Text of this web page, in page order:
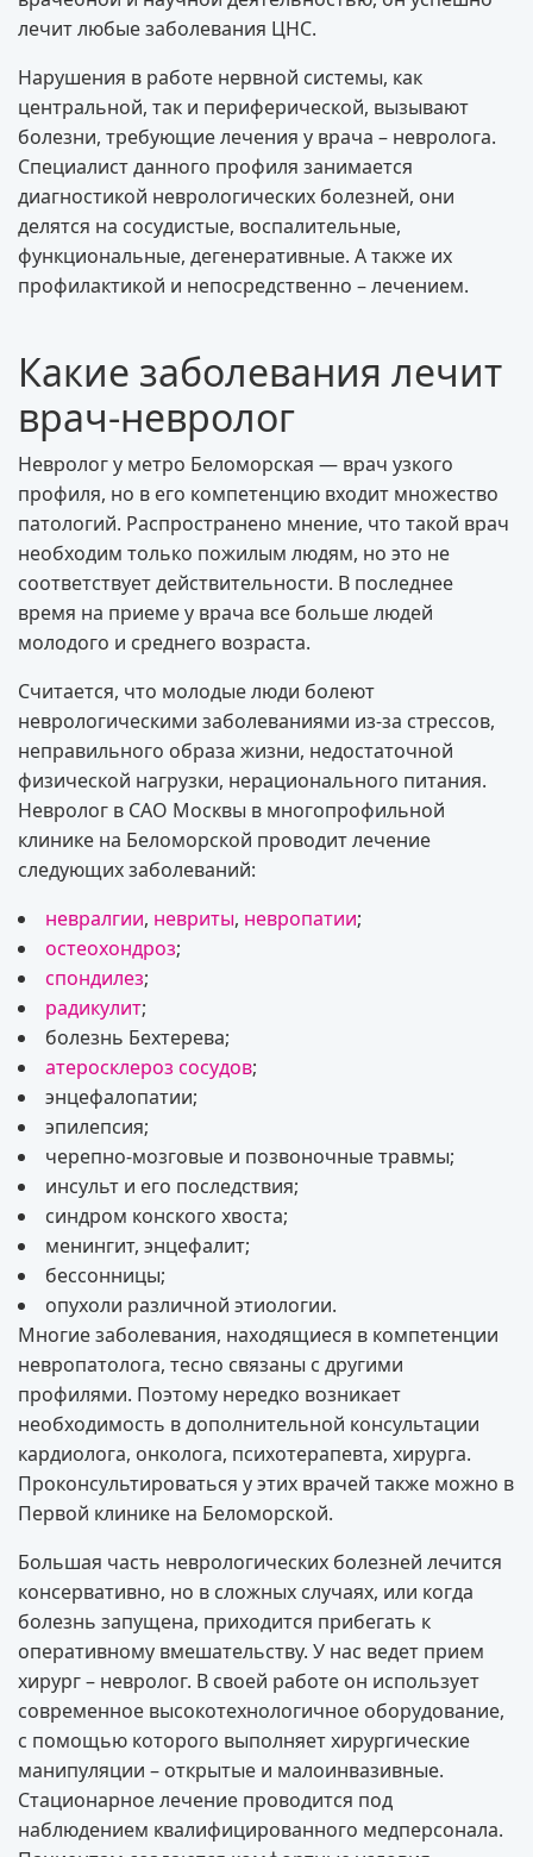
лечит любые заболевания ЦНС.
Нарушения в работе нервной системы, как
центральной, так и периферической, вызывают
болезни, требующие лечения у врача – невролога.
Специалист данного профиля занимается
диагностикой неврологических болезней, они
делятся на сосудистые, воспалительные,
функциональные, дегенеративные. А также их
профилактикой и непосредственно – лечением.
Какие заболевания лечит
врач-невролог
Невролог у метро Беломорская — врач узкого
профиля, но в его компетенцию входит множество
патологий. Распространено мнение, что такой врач
необходим только пожилым людям, но это не
соответствует действительности. В последнее
время на приеме у врача все больше людей
молодого и среднего возраста.
Считается, что молодые люди болеют
неврологическими заболеваниями из-за стрессов,
неправильного образа жизни, недостаточной
физической нагрузки, нерационального питания.
Невролог в САО Москвы в многопрофильной
клинике на Беломорской проводит лечение
следующих заболеваний:
невралгии, невриты, невропатии;
остеохондроз;
спондилез;
радикулит;
болезнь Бехтерева;
атеросклероз сосудов;
энцефалопатии;
эпилепсия;
черепно-мозговые и позвоночные травмы;
инсульт и его последствия;
синдром конского хвоста;
менингит, энцефалит;
бессонницы;
опухоли различной этиологии.
Многие заболевания, находящиеся в компетенции
невропатолога, тесно связаны с другими
профилями. Поэтому нередко возникает
необходимость в дополнительной консультации
кардиолога, онколога, психотерапевта, хирурга.
Проконсультироваться у этих врачей также можно в
Первой клинике на Беломорской.
Большая часть неврологических болезней лечится
консервативно, но в сложных случаях, или когда
болезнь запущена, приходится прибегать к
оперативному вмешательству. У нас ведет прием
хирург – невролог. В своей работе он использует
современное высокотехнологичное оборудование,
с помощью которого выполняет хирургические
манипуляции – открытые и малоинвазивные.
Стационарное лечение проводится под
наблюдением квалифицированного медперсонала.